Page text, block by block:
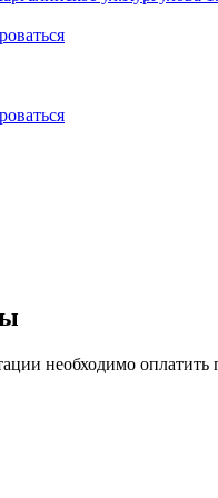
необходимо оплатить